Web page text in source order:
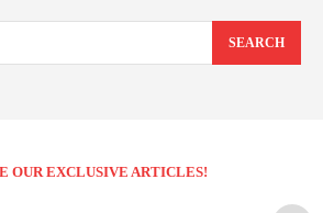
SEARCH
OUR EXCLUSIVE ARTICLES!